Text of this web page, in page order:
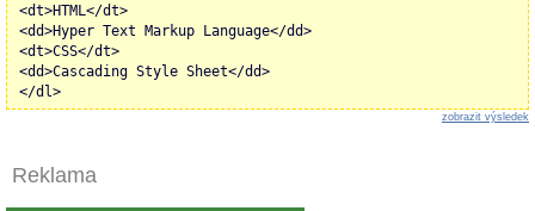
<dt>HTML</dt>
<dd>Hyper Text Markup Language</dd>
<dt>CSS</dt>
<dd>Cascading Style Sheet</dd>
</dl>
zobrazit výsledek
Reklama